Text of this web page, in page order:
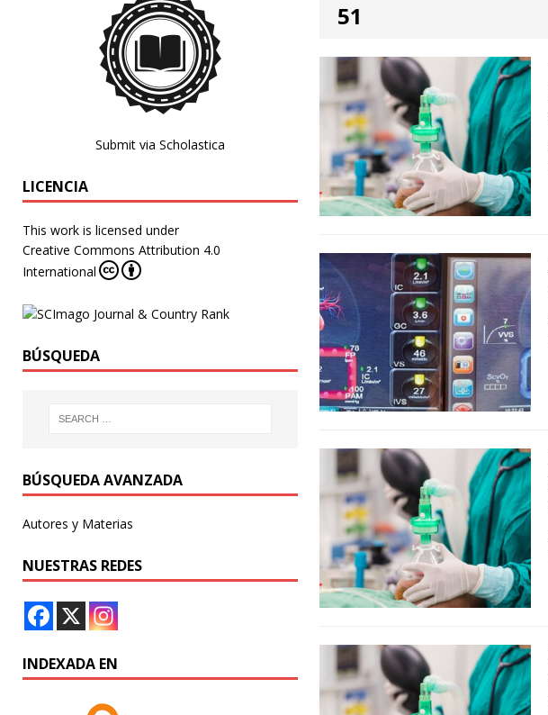
51
Submit via Scholastica
LICENCIA
This work is licensed under
Creative Commons Attribution 4.0
International
BÚSQUEDA
BÚSQUEDA AVANZADA
Autores y Materias
NUESTRAS REDES
INDEXADA EN